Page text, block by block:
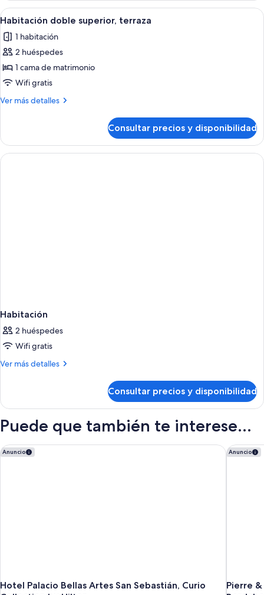
Abrir
todas
las
fotos
de
Habitación
doble
Una habitación de hotel moderna
7
Habitación doble superior, terraza
1 habitación
2 huéspedes
1 cama de matrimonio
Wifi gratis
Ver más detalles
Más
doble
superior,
terraza
Consultar precios y disponibilidad
Habitación
2 huéspedes
Wifi gratis
Ver más detalles
Más
Consultar precios y disponibilidad
Puede que también te interese...
Anuncio
Hotel Palacio Bellas Artes San Sebastián, Curio
Hotel Palacio Bellas Artes San Sebastián, Curio Collection by
Anuncio
Pierre
Pierre &